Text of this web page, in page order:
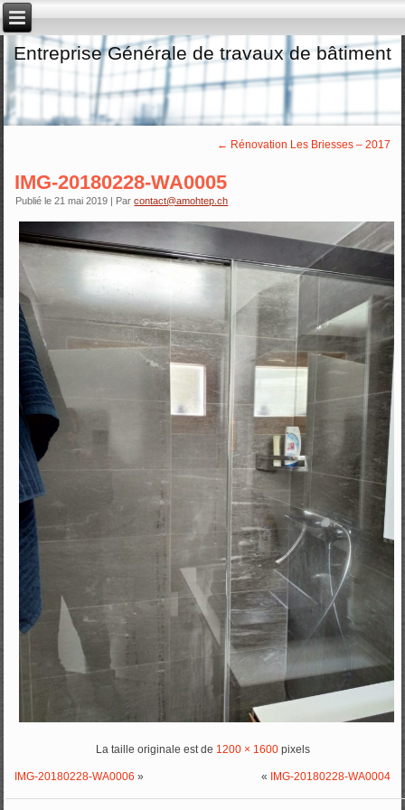
Entreprise Générale de travaux de bâtiment
← Rénovation Les Briesses – 2017
IMG-20180228-WA0005
Publié le 21 mai 2019 | Par contact@amohtep.ch
La taille originale est de 1200 × 1600pixels
IMG-20180228-WA0006 » « IMG-20180228-WA0004